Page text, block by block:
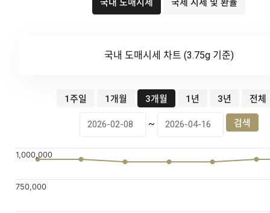
국내 도매시세 국제 시세 및 환율
국내 도매시세 차트 (3.75g 기준)
1주일 1개월 3개월 1년 3년 전체
~
750,000
1,000,000